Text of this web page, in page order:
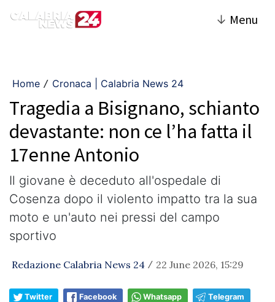
↓ Menu
Home / Cronaca | Calabria News 24
Tragedia a Bisignano, schianto
devastante: non ce l’ha fatta il
17enne Antonio
​Il giovane è deceduto all'ospedale di
Cosenza dopo il violento impatto tra la sua
moto e un'auto nei pressi del campo
sportivo
Redazione Calabria News 24 / 22 June 2026, 15:29
Twitter Facebook Whatsapp Telegram